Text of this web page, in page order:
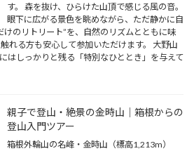
す。 森を抜け、ひらけた山頂で感じる風の音。
眼下に広がる景色を眺めながら、ただ静かに自
けのリトリート”を、自然のリズムとともに味
れる方も安心して参加いただけます。 大野山
はしっかりと残る「特別なひととき」を与えて
親子で登山・絶景の金時山｜箱根からの
登山入門ツアー
箱根外輪山の名峰・金時山（標高1,213m）